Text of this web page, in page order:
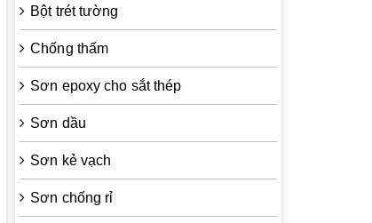
Bột trét tường
Chống thấm
Sơn epoxy cho sắt thép
Sơn dầu
Sơn kẻ vạch
Sơn chống rỉ